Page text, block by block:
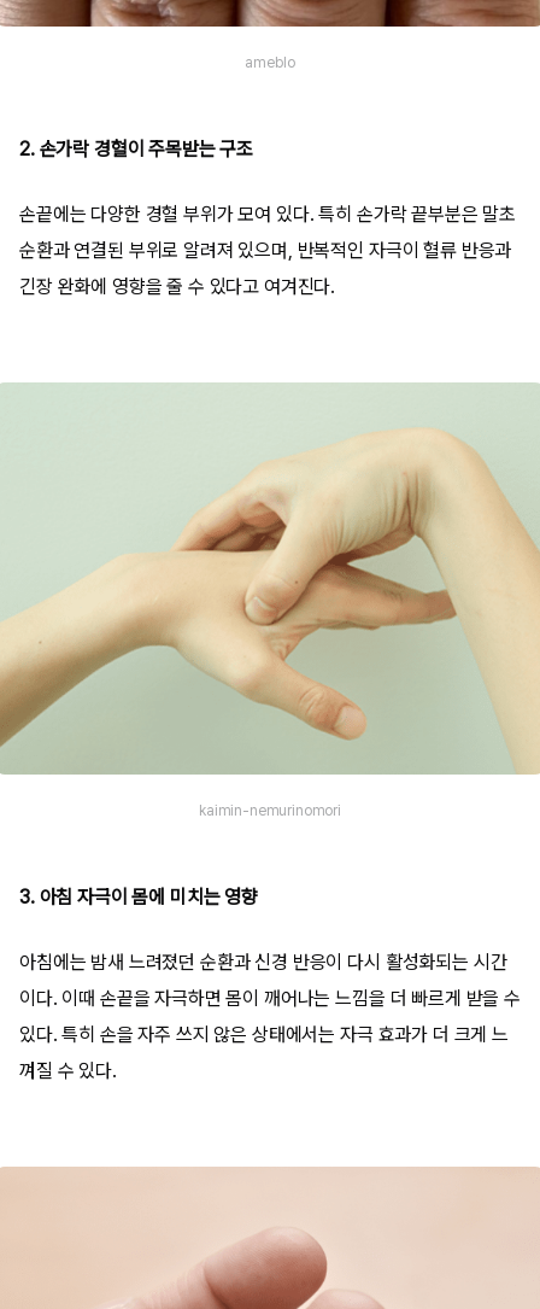
ameblo
2. 손가락 경혈이 주목받는 구조
손끝에는 다양한 경혈 부위가 모여 있다. 특히 손가락 끝부분은 말초
순환과 연결된 부위로 알려져 있으며, 반복적인 자극이 혈류 반응과
긴장 완화에 영향을 줄 수 있다고 여겨진다.
kaimin-nemurinomori
3. 아침 자극이 몸에 미치는 영향
아침에는 밤새 느려졌던 순환과 신경 반응이 다시 활성화되는 시간
이다. 이때 손끝을 자극하면 몸이 깨어나는 느낌을 더 빠르게 받을 수
있다. 특히 손을 자주 쓰지 않은 상태에서는 자극 효과가 더 크게 느
껴질 수 있다.